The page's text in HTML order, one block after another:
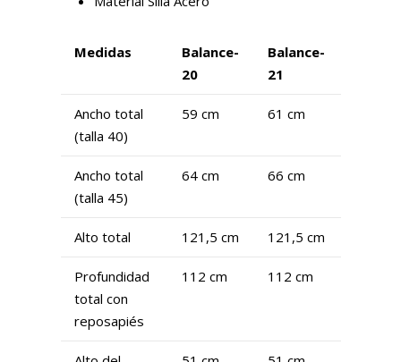
Medidas
Balance-
20
Balance-
21
Ancho total
(talla 40)
59 cm 61 cm
Ancho total
(talla 45)
64 cm 66 cm
Alto total 121,5 cm 121,5 cm
Profundidad
total con
reposapiés
112 cm 112 cm